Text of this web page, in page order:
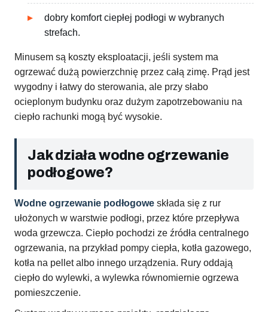
dobry komfort ciepłej podłogi w wybranych
strefach.
Minusem są koszty eksploatacji, jeśli system ma
ogrzewać dużą powierzchnię przez całą zimę. Prąd jest
wygodny i łatwy do sterowania, ale przy słabo
ocieplonym budynku oraz dużym zapotrzebowaniu na
ciepło rachunki mogą być wysokie.
Jak działa wodne ogrzewanie
podłogowe?
Wodne ogrzewanie podłogowe składa się z rur
ułożonych w warstwie podłogi, przez które przepływa
woda grzewcza. Ciepło pochodzi ze źródła centralnego
ogrzewania, na przykład pompy ciepła, kotła gazowego,
kotła na pellet albo innego urządzenia. Rury oddają
ciepło do wylewki, a wylewka równomiernie ogrzewa
pomieszczenie.